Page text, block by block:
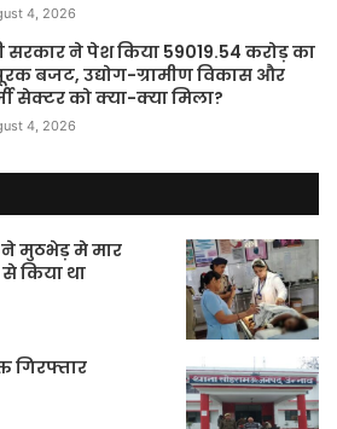
4, 2026
सरकार ने पेश किया 59019.54 करोड़ का
बजट, उद्योग-ग्रामीण विकास और
सेक्टर को क्या-क्या मिला?
4, 2026
ने मुठभेड़ मे मार
से किया था
गिरफ्तार